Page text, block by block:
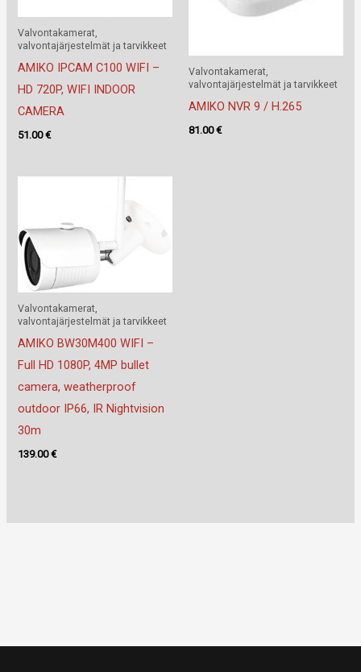
Valvontakamerat,
valvontajärjestelmät ja tarvikkeet
AMIKO IPCAM C100 WIFI –
HD 720P, WIFI INDOOR
CAMERA
51.00€
Valvontakamerat,
valvontajärjestelmät ja tarvikkeet
AMIKO NVR 9 / H.265
81.00€
Valvontakamerat,
valvontajärjestelmät ja tarvikkeet
AMIKO BW30M400 WIFI –
Full HD 1080P, 4MP bullet
camera, weatherproof
outdoor IP66, IR Nightvision
30m
139.00€